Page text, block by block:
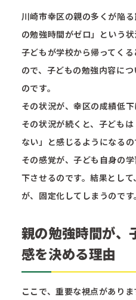
川崎市幸区の親の多くが陥
の勉強時間がゼロ」という状
子どもが学校から帰ってく
ので、子どもの勉強内容に
のです。
その状況が、幸区の成績低下
その状況が続くと、子ども
ない」と感じるようになるの
その感覚が、子ども自身の
下させるのです。結果とし
が、固定化してしまうのです
親の勉強時間が、
感を決める理由
ここで、重要な視点があり